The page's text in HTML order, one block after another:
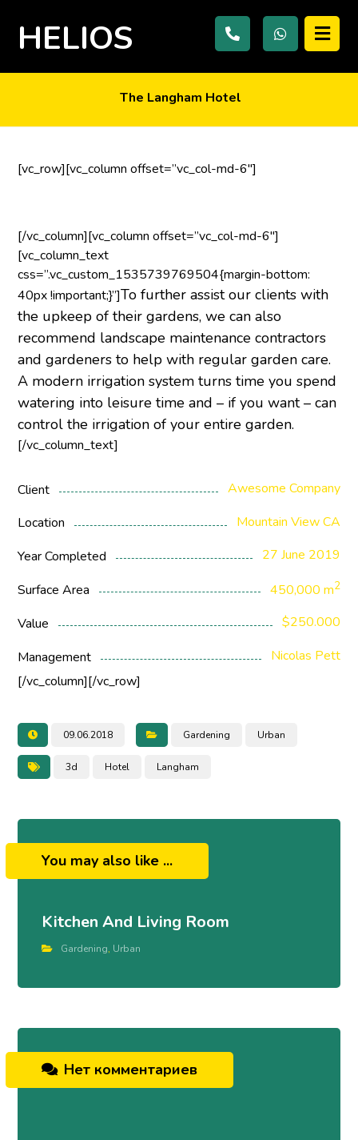
HELIOS
The Langham Hotel
[vc_row][vc_column offset=”vc_col-md-6″]
[/vc_column][vc_column offset=”vc_col-md-6″]
[vc_column_text
css=”.vc_custom_1535739769504{margin-bottom:
40px !important;}”]To further assist our clients with
the upkeep of their gardens, we can also
recommend landscape maintenance contractors
and gardeners to help with regular garden care.
A modern irrigation system turns time you spend
watering into leisure time and – if you want – can
control the irrigation of your entire garden.
[/vc_column_text]
Client
Awesome Company
Location
Mountain View CA
Year Completed
27 June 2019
Surface Area
450,000 m2
Value
$250.000
Management
Nicolas Pett
[/vc_column][/vc_row]
09.06.2018 Gardening Urban
3d Hotel Langham
You may also like ...
Kitchen And Living Room
Gardening, Urban
Нет комментариев